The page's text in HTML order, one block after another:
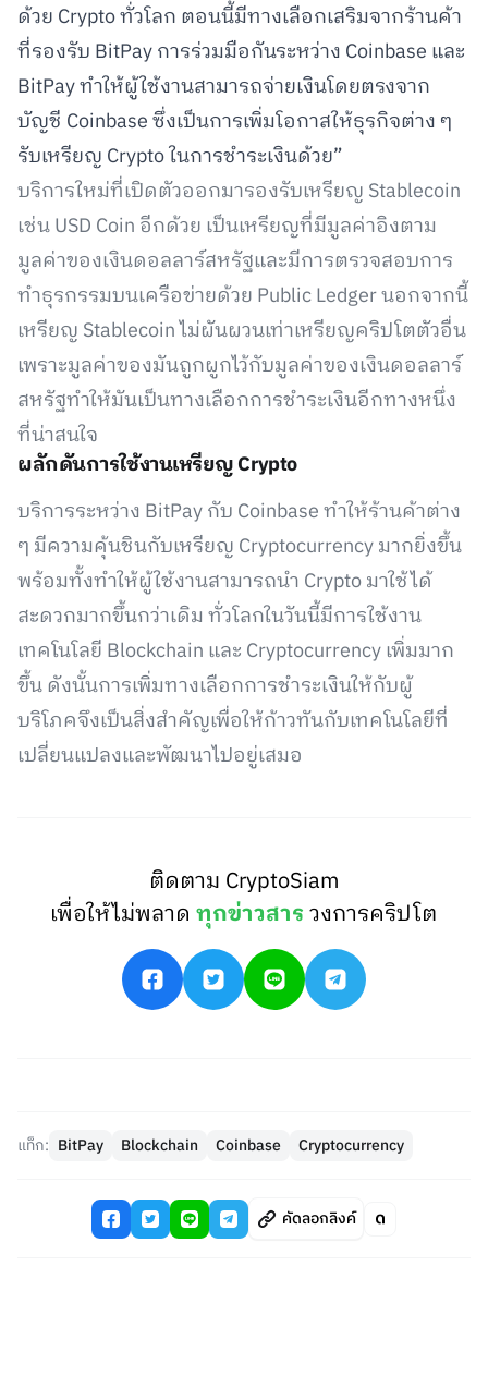
ด้วย Crypto ทั่วโลก ตอนนี้มีทางเลือกเสริมจากร้านค้า
ที่รองรับ BitPay การร่วมมือกันระหว่าง Coinbase และ
BitPay ทำให้ผู้ใช้งานสามารถจ่ายเงินโดยตรงจาก
บัญชี Coinbase ซึ่งเป็นการเพิ่มโอกาสให้ธุรกิจต่าง ๆ
รับเหรียญ Crypto ในการชำระเงินด้วย”
บริการใหม่ที่เปิดตัวออกมารองรับเหรียญ Stablecoin
เช่น USD Coin อีกด้วย เป็นเหรียญที่มีมูลค่าอิงตาม
มูลค่าของเงินดอลลาร์สหรัฐและมีการตรวจสอบการ
ทำธุรกรรมบนเครือข่ายด้วย Public Ledger นอกจากนี้
เหรียญ Stablecoin ไม่ผันผวนเท่าเหรียญคริปโตตัวอื่น
เพราะมูลค่าของมันถูกผูกไว้กับมูลค่าของเงินดอลลาร์
สหรัฐทำให้มันเป็นทางเลือกการชำระเงินอีกทางหนึ่ง
ที่น่าสนใจ
ผลักดันการใช้งานเหรียญ Crypto
บริการระหว่าง BitPay กับ Coinbase ทำให้ร้านค้าต่าง
ๆ มีความคุ้นชินกับเหรียญ Cryptocurrency มากยิ่งขึ้น
พร้อมทั้งทำให้ผู้ใช้งานสามารถนำ Crypto มาใช้ได้
สะดวกมากขึ้นกว่าเดิม ทั่วโลกในวันนี้มีการใช้งาน
เทคโนโลยี Blockchain และ Cryptocurrency เพิ่มมาก
ขึ้น ดังนั้นการเพิ่มทางเลือกการชำระเงินให้กับผู้
บริโภคจึงเป็นสิ่งสำคัญเพื่อให้ก้าวทันกับเทคโนโลยีที่
เปลี่ยนแปลงและพัฒนาไปอยู่เสมอ
ติดตาม CryptoSiam
เพื่อให้ไม่พลาดทุกข่าวสารวงการคริปโต
แท็ก: BitPay Blockchain Coinbase Cryptocurrency
คัดลอกลิงค์